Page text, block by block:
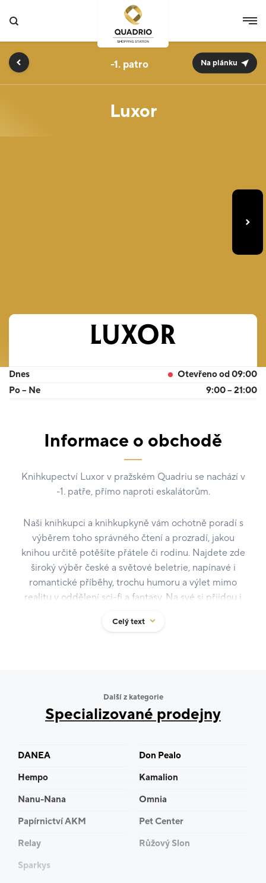
Luxor
-1. Na plánku
Dnes
Otevřeno od 09:00
Po – Ne
9:00 – 21:00
Informace o obchodě
Knihkupectví Luxor v pražském Quadriu se nachází v
-1. patře, přímo naproti eskalátorům.
Naši knihkupci a knihkupkyně vám ochotně poradí s
výběrem toho správného čtení a prozradí, jakou
knihou určitě potěšíte přátele či rodinu. Najdete zde
široký výběr české a světové beletrie, napínavé i
romantické příběhy, trochu humoru a výlet mimo
realitu v oddělení sci-fi a fantasy. Na své si přijdou i
cizojazyčné literatury. Studenti naleznou široký
poukázek. Speciálky i to, co skladem zrovna nemáme,
vám rádi objednáme.
U nás v Luxoru žijí knihy, přijďte to zažít!
Celý text
Další z kategorie
Specializované prodejny
DANEA
Don Pealo
Hempo
Kamalion
Nanu-Nana
Omnia
Papírnictví AKM
Pet Center
Relay
Růžový Slon
Sparkys